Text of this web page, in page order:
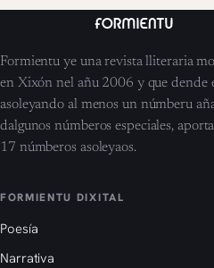
Formientu ye una revista lliteraria
en Xixón nel añu 2006 y que dende
asoleyando al menos un númberu
dalgunos númberos especiales,
17 númberos asoleyaos.
FORMIENTU DIXITAL
Poesía
Narrativa